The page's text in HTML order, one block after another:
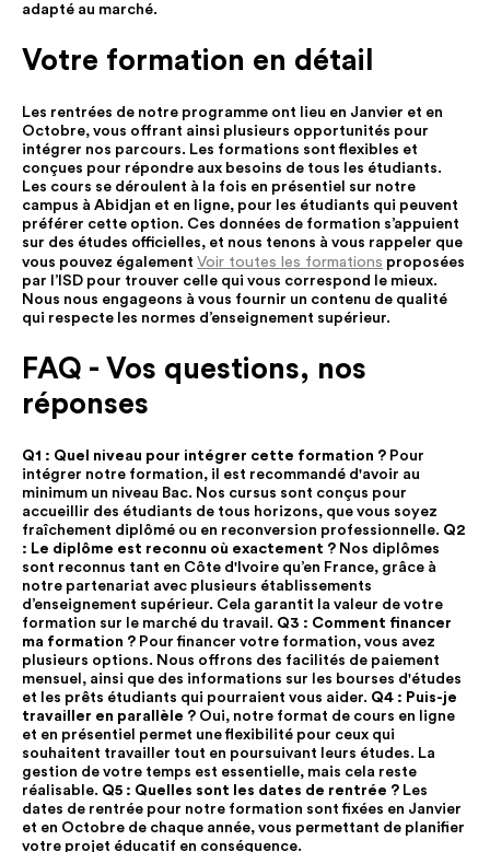
adapté au marché.
Votre formation en détail
Les rentrées de notre programme ont lieu en Janvier et en
Octobre, vous offrant ainsi plusieurs opportunités pour
intégrer nos parcours. Les formations sont flexibles et
conçues pour répondre aux besoins de tous les étudiants.
Les cours se déroulent à la fois en présentiel sur notre
campus à Abidjan et en ligne, pour les étudiants qui peuvent
préférer cette option. Ces données de formation s’appuient
sur des études officielles, et nous tenons à vous rappeler que
vous pouvez égalementVoir toutes les formations proposées
par l’ISD pour trouver celle qui vous correspond le mieux.
Nous nous engageons à vous fournir un contenu de qualité
qui respecte les normes d’enseignement supérieur.
FAQ - Vos questions, nos
réponses
Q1 : Quel niveau pour intégrer cette formation ? Pour
intégrer notre formation, il est recommandé d'avoir au
minimum un niveau Bac. Nos cursus sont conçus pour
accueillir des étudiants de tous horizons, que vous soyez
fraîchement diplômé ou en reconversion professionnelle. Q2
: Le diplôme est reconnu où exactement ? Nos diplômes
sont reconnus tant en Côte d'Ivoire qu’en France, grâce à
notre partenariat avec plusieurs établissements
d’enseignement supérieur. Cela garantit la valeur de votre
formation sur le marché du travail. Q3 : Comment financer
ma formation ? Pour financer votre formation, vous avez
plusieurs options. Nous offrons des facilités de paiement
mensuel, ainsi que des informations sur les bourses d'études
et les prêts étudiants qui pourraient vous aider. Q4 : Puis-je
travailler en parallèle ? Oui, notre format de cours en ligne
et en présentiel permet une flexibilité pour ceux qui
souhaitent travailler tout en poursuivant leurs études. La
gestion de votre temps est essentielle, mais cela reste
réalisable. Q5 : Quelles sont les dates de rentrée ? Les
dates de rentrée pour notre formation sont fixées en Janvier
et en Octobre de chaque année, vous permettant de planifier
votre projet éducatif en conséquence.